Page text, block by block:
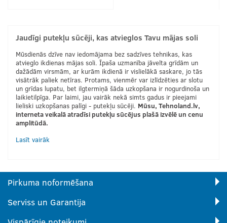
Jaudīgi putekļu sūcēji, kas atvieglos Tavu mājas soli
Mūsdienās dzīve nav iedomājama bez sadzīves tehnikas, kas
atvieglo ikdienas mājas soli. Īpaša uzmanība jāvelta grīdām un
dažādām virsmām, ar kurām ikdienā ir vislielākā saskare, jo tās
visātrāk paliek netīras. Protams, vienmēr var izlīdzēties ar slotu
un grīdas lupatu, bet ilgtermiņā šāda uzkopšana ir nogurdinoša un
laikietilpīga. Par laimi, jau vairāk nekā simts gadus ir pieejami
lieliski uzkopšanas palīgi - putekļu sūcēji. Mūsu, Tehnoland.lv,
interneta veikalā atradīsi putekļu sūcējus plašā izvēlē un cenu
amplitūdā.
Lasīt vairāk
Pirkuma noformēšana
Serviss un Garantija